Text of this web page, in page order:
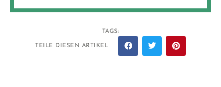
TAGS:
TEILE DIESEN ARTIKEL